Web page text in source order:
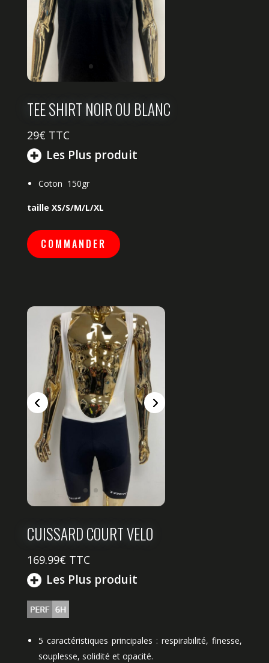
TEE SHIRT NOIR OU BLANC
29€ TTC
Les Plus produit
Coton 150gr
taille XS/S/M/L/XL
COMMANDER
CUISSARD COURT VELO
169.99€ TTC
Les Plus produit
5 caractéristiques principales : respirabilité, finesse,
souplesse, solidité et opacité.